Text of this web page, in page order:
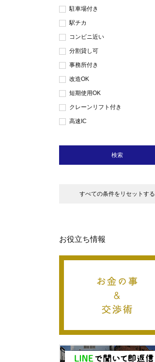
駐車場付き
駅チカ
コンビニ近い
分割貸し可
事務所付き
改造OK
短期使用OK
クレーンリフト付き
高速IC
検索
すべての条件をリセットする
お役立ち情報